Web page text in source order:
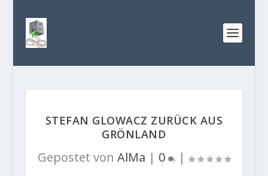
STEFAN GLOWACZ ZURÜCK AUS
GRÖNLAND
Gepostet von AlMa | 0 |